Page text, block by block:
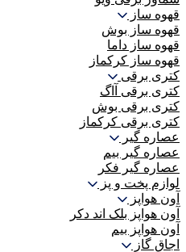
قهوه ساز
قهوه ساز بوش
قهوه ساز داما
قهوه ساز کرکماز
کتری برقی
کتری برقی آاگ
کتری برقی بوش
کتری برقی کرکماز
عصاره گیر
عصاره گیر بیم
عصاره گیر فکر
لوازم پخت و پز
آون هواپز
آون هواپز بلک اند دکر
آون هواپز بیم
اجاق گاز